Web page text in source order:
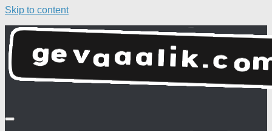
Skip to content